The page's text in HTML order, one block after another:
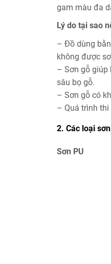
gam màu đa
Lý do tại sao
– Đồ dùng
không được
– Sơn gỗ giúp
sâu bọ gỗ.
– Sơn gỗ có
– Quá trình
2. Các loại
Sơn PU